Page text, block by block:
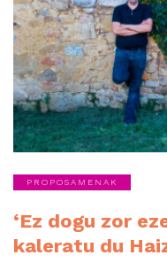
PROPOSAMENAK
‘Ez dogu zor
kaleratu du